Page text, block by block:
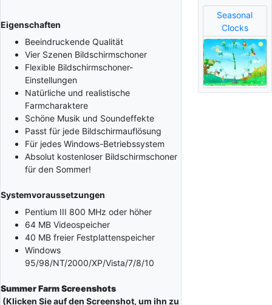
Eigenschaften
Beeindruckende Qualität
Vier Szenen Bildschirmschoner
Flexible Bildschirmschoner-
Einstellungen
Natürliche und realistische
Farmcharaktere
Schöne Musik und Soundeffekte
Passt für jede Bildschirmauflösung
Für jedes Windows-Betriebssystem
Absolut kostenloser Bildschirmschoner
für den Sommer!
Systemvoraussetzungen
Pentium III 800 MHz oder höher
64 MB Videospeicher
40 MB freier Festplattenspeicher
Windows
95/98/NT/2000/XP/Vista/7/8/10
Summer Farm Screenshots
(Klicken Sie auf den Screenshot, um ihn zu
Seasonal
Clocks